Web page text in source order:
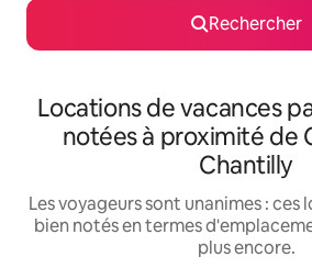
Rechercher
Locations de vacances
notées à proximité de
Chantilly
Les voyageurs sont unanimes :
bien notés en termes
plus encore.